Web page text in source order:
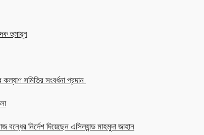
হুমায়ূন
সমিতির সংবর্ধনা প্রদান
বন্ধের নির্দেশ দিয়েছেন এসিল্যান্ড মাহমুদা জাহান